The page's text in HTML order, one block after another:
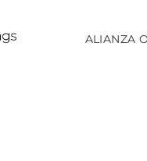
ALIANZA